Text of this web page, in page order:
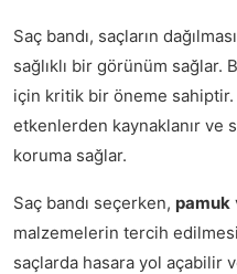
Saç bandı, saçların
sağlıklı bir görünüm sağlar.
için kritik bir öneme sahiptir.
etkenlerden kaynaklanır ve
koruma sağlar.
Saç bandı seçerken, pamuk
malzemelerin tercih
saçlarda hasara yol açabilir